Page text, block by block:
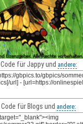
Code für Jappy und andere:
Code für Blogs und andere: